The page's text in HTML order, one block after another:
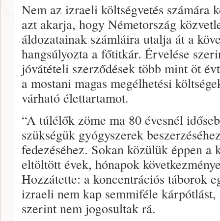
Nem az izraeli költségvetés számára
azt akarja, hogy Németország
áldozatainak számláira utalja át a
hangsúlyozta a főtitkár. Érvelése
jóvátételi szerződések több mint öt
a mostani magas megélhetési
várható élettartamot.
“A túlélők zöme ma 80 évesnél
szükségük gyógyszerek
fedezéséhez. Sokan közülük éppen a
eltöltött évek, hónapok
Hozzátette: a koncentrációs táborok
izraeli nem kap semmiféle
szerint nem jogosultak rá.